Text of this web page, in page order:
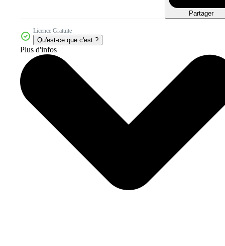
Partager
Licence Gratuite
Qu'est-ce que c'est ?
Plus d'infos